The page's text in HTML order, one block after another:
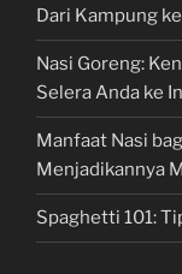
Dari Kampung
Nasi Goreng:
Selera Anda ke
Manfaat Nasi
Menjadikannya
Spaghetti 101: